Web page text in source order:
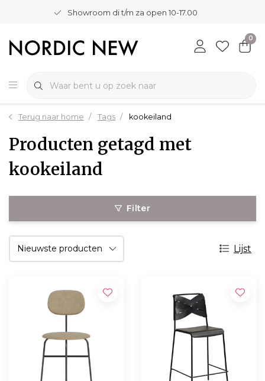
Showroom di t/m za open 10-17.00
0
Terug naar home Tags kookeiland
Producten getagd met
kookeiland
Filter
Lijst